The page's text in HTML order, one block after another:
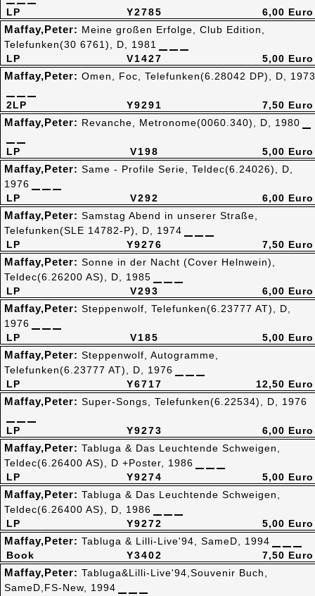
Y2785
LP 6,00 Euro
V1427
LP
Maffay,Peter: Meine großen Erfolge, Club Edition,
Telefunken(30 6761), D, 1981
5,00 Euro
Y9291
2LP
Maffay,Peter: Omen, Foc, Telefunken(6.28042 DP), D, 1973
7,50 Euro
V198
LP
Maffay,Peter: Revanche, Metronome(0060.340), D, 1980
5,00 Euro
V292
LP
Maffay,Peter: Same - Profile Serie, Teldec(6.24026), D,
1976
6,00 Euro
Y9276
LP
Maffay,Peter: Samstag Abend in unserer Straße,
Telefunken(SLE 14782-P), D, 1974
7,50 Euro
V293
LP
Maffay,Peter: Sonne in der Nacht (Cover Helnwein),
Teldec(6.26200 AS), D, 1985
6,00 Euro
V185
LP
Maffay,Peter: Steppenwolf, Telefunken(6.23777 AT), D,
1976
5,00 Euro
Y6717
LP
Maffay,Peter: Steppenwolf, Autogramme,
Telefunken(6.23777 AT), D, 1976
12,50 Euro
Y9273
LP
Maffay,Peter: Super-Songs, Telefunken(6.22534), D, 1976
6,00 Euro
Y9274
LP
Maffay,Peter: Tabluga & Das Leuchtende Schweigen,
Teldec(6.26400 AS), D +Poster, 1986
5,00 Euro
Y9272
LP
Maffay,Peter: Tabluga & Das Leuchtende Schweigen,
Teldec(6.26400 AS), D, 1986
5,00 Euro
Y3402
Book
Maffay,Peter: Tabluga & Lilli-Live'94, SameD, 1994
7,50 Euro
Maffay,Peter: Tabluga&Lilli-Live'94,Souvenir Buch,
SameD,FS-New, 1994